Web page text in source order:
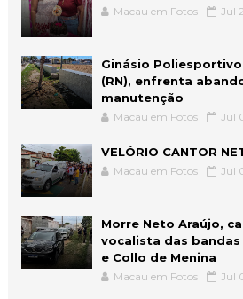
Macau em Fotos Jul
Ginásio
(RN), enfrenta
manutenção
Macau em Fotos Jul
VELÓRIO CANTOR
Macau em Fotos Jul
Morre Neto Araújo,
vocalista das
e Collo de Menina
Macau em Fotos Jul